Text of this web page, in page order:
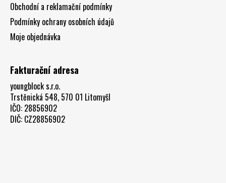
Obchodní a reklamační podmínky
Podmínky ochrany osobních údajů
Moje objednávka
Fakturační adresa
youngblock s.r.o.
Trstěnická 548, 570 01 Litomyšl
IČO: 28856902
DIČ: CZ28856902